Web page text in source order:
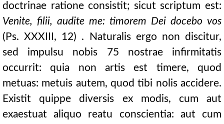
doctrinae ratione consistit; sicut scriptum est:
Venite, filii, audite me: timorem Dei docebo vos
(Ps. XXXIII, 12) . Naturalis ergo non discitur,
sed impulsu nobis 75 nostrae infirmitatis
occurrit: quia non artis est timere, quod
metuas: metuis autem, quod tibi nolis accidere.
Existit quippe diversis ex modis, cum aut
exaestuat aliquo reatu conscientia: aut cum